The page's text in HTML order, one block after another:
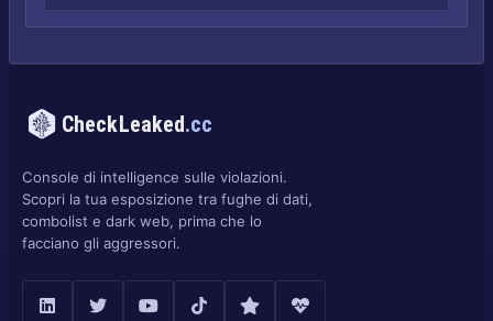
CheckLeaked.cc
Console di intelligence sulle violazioni.
Scopri la tua esposizione tra fughe di dati,
combolist e dark web, prima che lo
facciano gli aggressori.